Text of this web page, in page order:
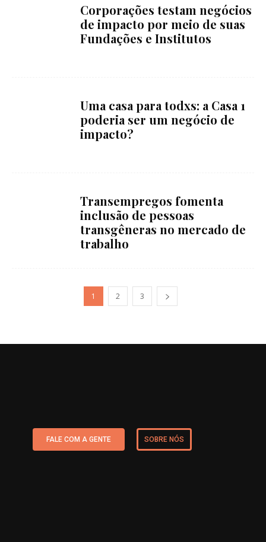
Corporações testam negócios
de impacto por meio de suas
Fundações e Institutos
Uma casa para todxs: a Casa 1
poderia ser um negócio de
impacto?
Transempregos fomenta
inclusão de pessoas
transgêneras no mercado de
trabalho
1 2 3
FALE COM A GENTE SOBRE NÓS